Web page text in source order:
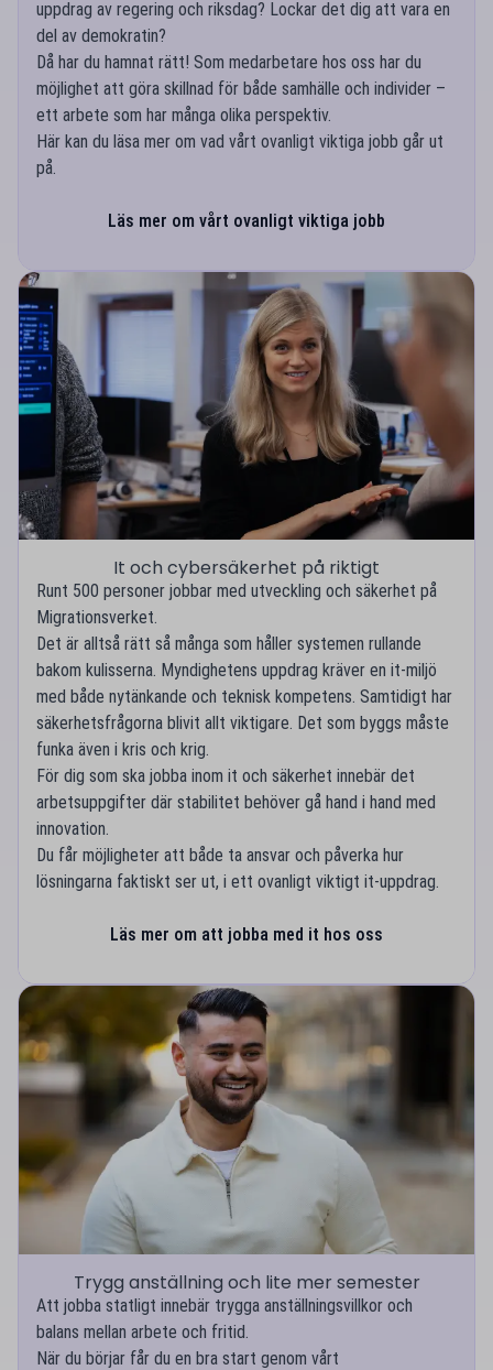
uppdrag av regering och riksdag? Lockar det dig att vara en
del av demokratin?
Då har du hamnat rätt! Som medarbetare hos oss har du
möjlighet att göra skillnad för både samhälle och individer –
ett arbete som har många olika perspektiv.
Här kan du läsa mer om vad vårt ovanligt viktiga jobb går ut
på.
Läs mer om vårt ovanligt viktiga jobb
It och cybersäkerhet på riktigt
Runt 500 personer jobbar med utveckling och säkerhet på
Migrationsverket.
Det är alltså rätt så många som håller systemen rullande
bakom kulisserna. Myndighetens uppdrag kräver en it-miljö
med både nytänkande och teknisk kompetens. Samtidigt har
säkerhetsfrågorna blivit allt viktigare. Det som byggs måste
funka även i kris och krig.
För dig som ska jobba inom it och säkerhet innebär det
arbetsuppgifter där stabilitet behöver gå hand i hand med
innovation.
Du får möjligheter att både ta ansvar och påverka hur
lösningarna faktiskt ser ut, i ett ovanligt viktigt it-uppdrag.
Läs mer om att jobba med it hos oss
Trygg anställning och lite mer semester
Att jobba statligt innebär trygga anställningsvillkor och
balans mellan arbete och fritid.
När du börjar får du en bra start genom vårt